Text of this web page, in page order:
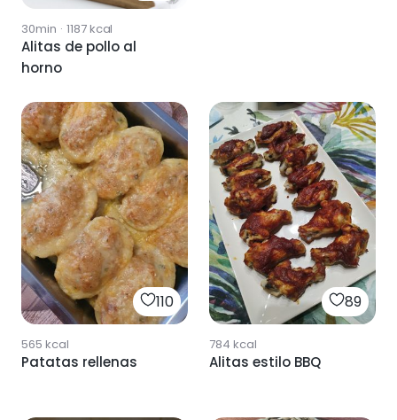
30min · 1187kcal
Alitas de pollo al
horno
110
565 kcal
Patatas rellenas
89
784 kcal
Alitas estilo BBQ